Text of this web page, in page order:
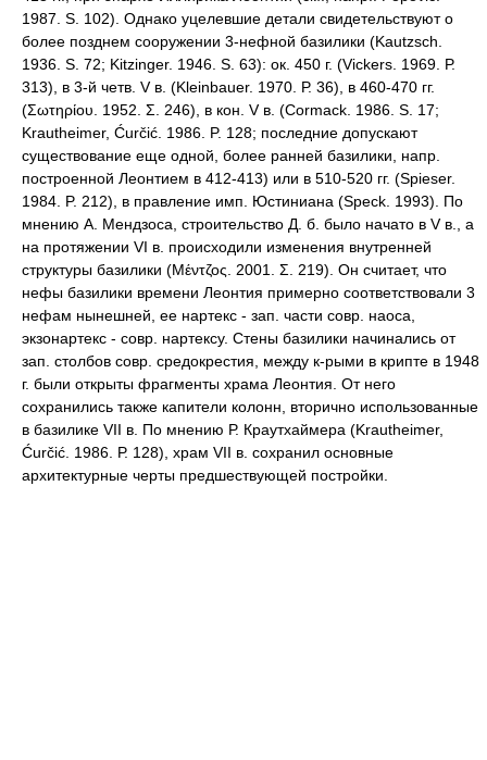
1987. S. 102). Однако уцелевшие детали свидетельствуют о
более позднем сооружении 3-нефной базилики (Kautzsch.
1936. S. 72; Kitzinger. 1946. S. 63): ок. 450 г. (Vickers. 1969. Р.
313), в 3-й четв. V в. (Kleinbauer. 1970. Р. 36), в 460-470 гг.
(Σωτηρίου. 1952. Σ. 246), в кон. V в. (Cormack. 1986. S. 17;
Krautheimer, Ćurčić. 1986. P. 128; последние допускают
существование еще одной, более ранней базилики, напр.
построенной Леонтием в 412-413) или в 510-520 гг. (Spieser.
1984. P. 212), в правление имп. Юстиниана (Speck. 1993). По
мнению А. Мендзоса, строительство Д. б. было начато в V в., а
на протяжении VI в. происходили изменения внутренней
структуры базилики (Μέντζος. 2001. Σ. 219). Он считает, что
нефы базилики времени Леонтия примерно соответствовали 3
нефам нынешней, ее нартекс - зап. части совр. наоса,
экзонартекс - совр. нартексу. Стены базилики начинались от
зап. столбов совр. средокрестия, между к-рыми в крипте в 1948
г. были открыты фрагменты храма Леонтия. От него
сохранились также капители колонн, вторично использованные
в базилике VII в. По мнению Р. Краутхаймера (Krautheimer,
Ćurčić. 1986. Р. 128), храм VII в. сохранил основные
архитектурные черты предшествующей постройки.